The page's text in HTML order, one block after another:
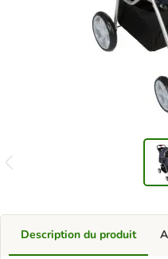
Description du produit